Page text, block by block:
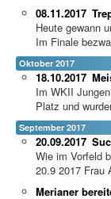
08.11.2017
Heute gewann
Im Finale
Oktober 2017
18.10.2017
Im WKII
Platz und
September 2017
20.09.2017
Wie im Vorfeld
20.9 2017 Frau
Merianer